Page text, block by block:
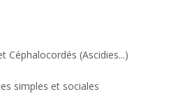
Céphalocordés (Ascidies...)
simples et sociales